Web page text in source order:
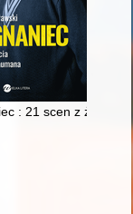
wojny
: 21 scen z życia